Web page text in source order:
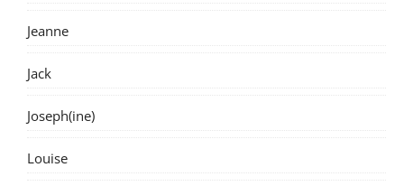
Jeanne
Jack
Joseph(ine)
Louise